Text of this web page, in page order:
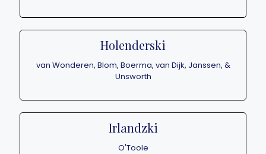
Holenderski
van Wonderen, Blom, Boerma, van Dijk, Janssen, &
Unsworth
Irlandzki
O'Toole